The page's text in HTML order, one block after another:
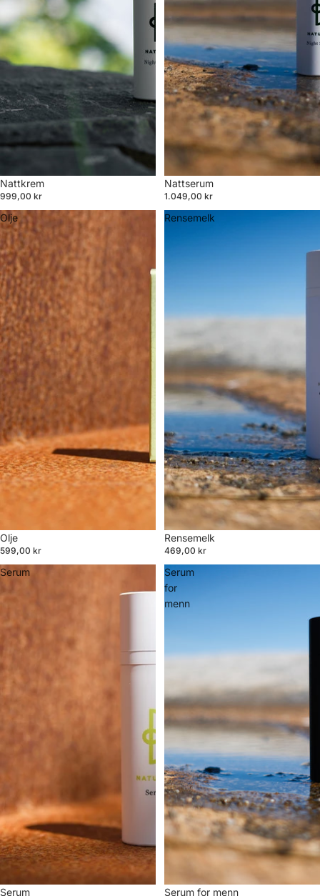
Nattkrem
999,00 kr
Nattserum
1.049,00 kr
Olje
Olje
599,00 kr
Rensemelk
Rensemelk
469,00 kr
Serum
Serum
Serum
for
menn
Serum for menn